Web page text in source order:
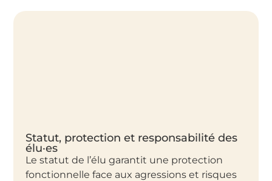
Statut, protection et responsabilité des
élu·es
Le statut de l’élu garantit une protection
fonctionnelle face aux agressions et risques